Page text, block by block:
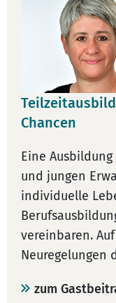
Chancen
Eine
und jungen
individuelle
vereinbaren.
Neuregelungen
zum